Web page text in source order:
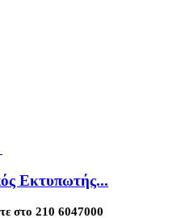
Εκτυπωτής...
στο 210 6047000